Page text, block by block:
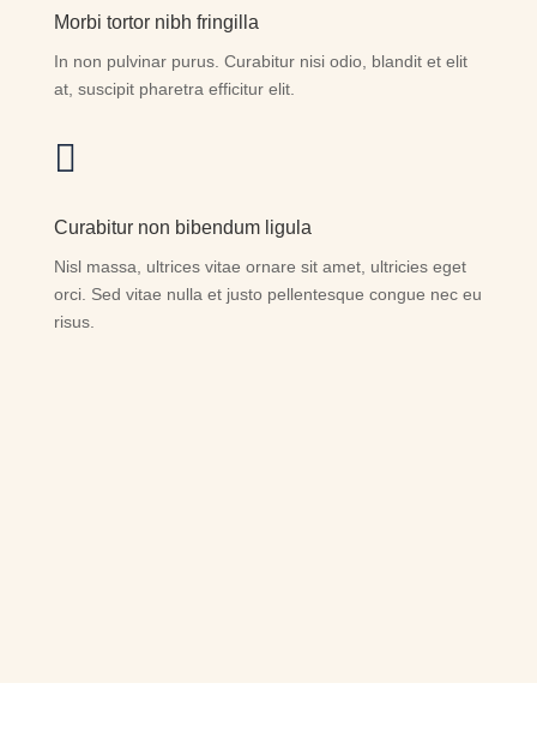
Morbi tortor nibh fringilla
In non pulvinar purus. Curabitur nisi odio, blandit et elit
at, suscipit pharetra efficitur elit.

Curabitur non bibendum ligula
Nisl massa, ultrices vitae ornare sit amet, ultricies eget
orci. Sed vitae nulla et justo pellentesque congue nec eu
risus.